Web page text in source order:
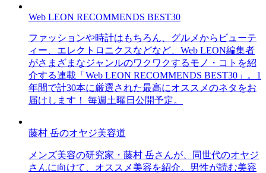
Web LEON RECOMMENDS BEST30
ファッションや時計はもちろん、グルメからビューテ
ィー、エレクトロニクスなどなど、Web LEON編集者
がさまざまなジャンルのワクワクするモノ・コトを紹
介する連載「Web LEON RECOMMENDS BEST30」。1
年間で計30本に厳選された最高にオススメのネタをお
届けします！ 毎週土曜日公開予定。
藤村 岳のオヤジ美容道
メンズ美容の研究家・藤村 岳さんが、同世代のオヤジ
さんに向けて、オススメ美容を紹介。男性が読む美容